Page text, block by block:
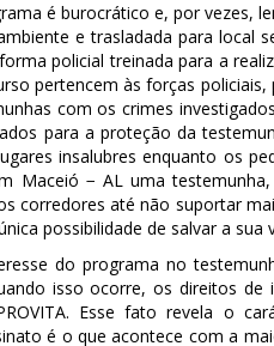
é burocrático e, por vezes,
e trasladada para local
policial treinada para a
pertencem às forças
com os crimes
para a proteção da
insalubres enquanto os
Maceió − AL uma
corredores até não suportar
possibilidade de salvar a sua
do programa no
isso ocorre, os direitos de
Esse fato revela o
é o que acontece com a